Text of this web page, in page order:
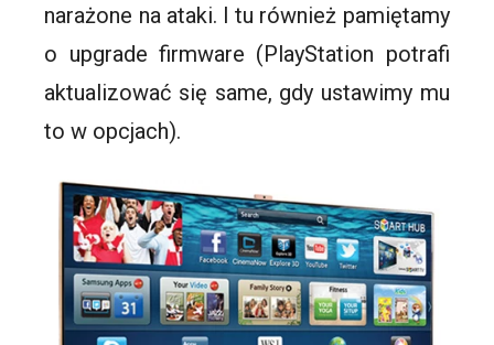
narażone na ataki. I tu również pamiętamy
o upgrade firmware (PlayStation potrafi
aktualizować się same, gdy ustawimy mu
to w opcjach).